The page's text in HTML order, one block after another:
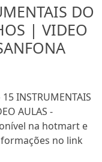
DO
| VIDEO
INSTRUMENTAIS
AULAS -
na hotmart e
no link